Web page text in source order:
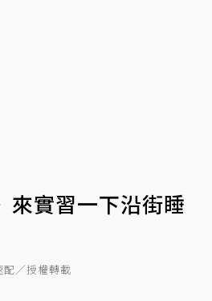
來實習一下沿街睡
配／授權轉載